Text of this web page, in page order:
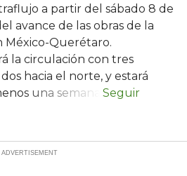
a partir del sábado 8 de
avance de las obras de la
México-Querétaro.
la circulación con tres
hacia el norte, y estará
una semana.